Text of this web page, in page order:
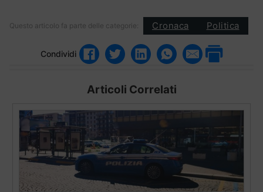
Questo articolo fa parte delle categorie: Cronaca Politica
Condividi
Articoli Correlati